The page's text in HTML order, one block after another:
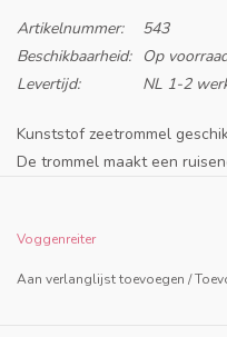
Artikelnummer:
543
Beschikbaarheid:
Op
Levertijd:
NL 1-2
Kunststof zeetrommel
De trommel maakt een
Voggenreiter
Aan verlanglijst toevoegen /